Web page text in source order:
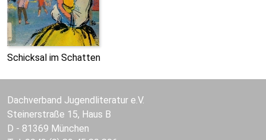
Schicksal im Schatten
Dachverband Jugendliteratur e.V.
Steinerstraße 15, Haus B
D - 81369 München